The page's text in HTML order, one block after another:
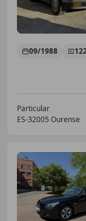
09/1988
Particular
ES-32005 Ourense